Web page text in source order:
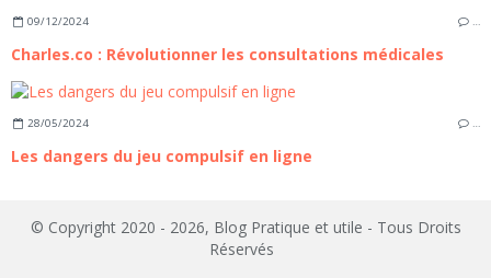
09/12/2024
Charles.co : Révolutionner les consultations médicales
28/05/2024 …
Les dangers du jeu compulsif en ligne
© Copyright 2020 - 2026, Blog Pratique et utile - Tous Droits
Réservés